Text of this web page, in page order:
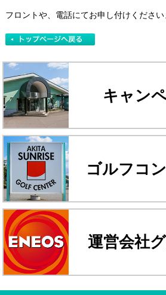
フロントや、電話にてお申し付けください
キャン
ゴルフコ
運営会社